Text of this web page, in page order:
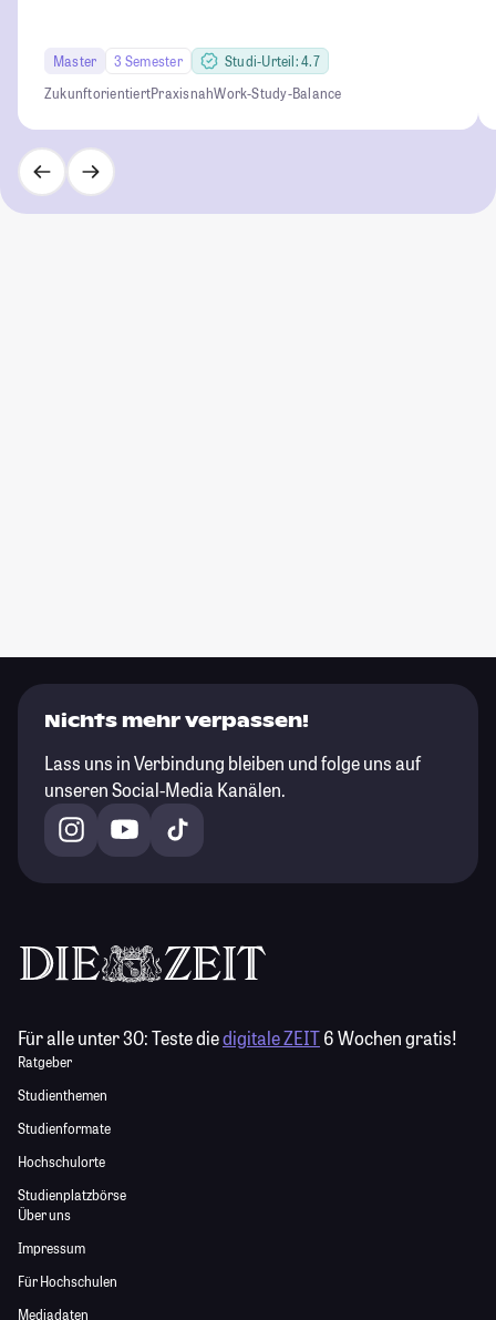
Master 3 Semester
Studi-Urteil: 4.7
ZukunftorientiertPraxisnahWork-Study-Balance
Nichts mehr verpassen!
Lass uns in Verbindung bleiben und folge uns auf
unseren Social-Media Kanälen.
Für alle unter 30:Teste diedigitale ZEIT6 Wochen gratis!
Ratgeber
Studienthemen
Studienformate
Hochschulorte
Studienplatzbörse
Über uns
Impressum
Für Hochschulen
Mediadaten